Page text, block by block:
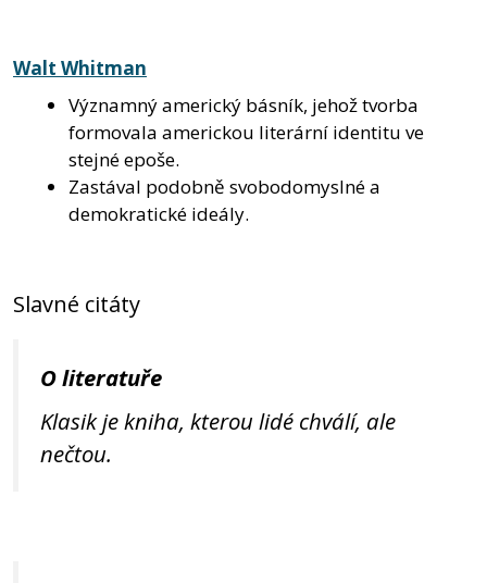
Walt Whitman
Významný americký básník, jehož tvorba
formovala americkou literární identitu ve
stejné epoše.
Zastával podobně svobodomyslné a
demokratické ideály.
Slavné citáty
O literatuře
Klasik je kniha, kterou lidé chválí, ale
nečtou.